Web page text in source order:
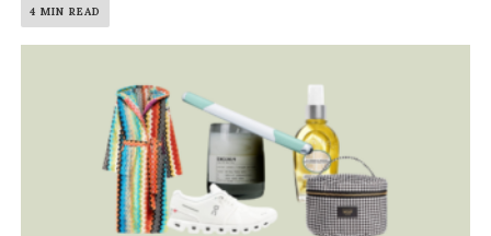
4 MIN READ